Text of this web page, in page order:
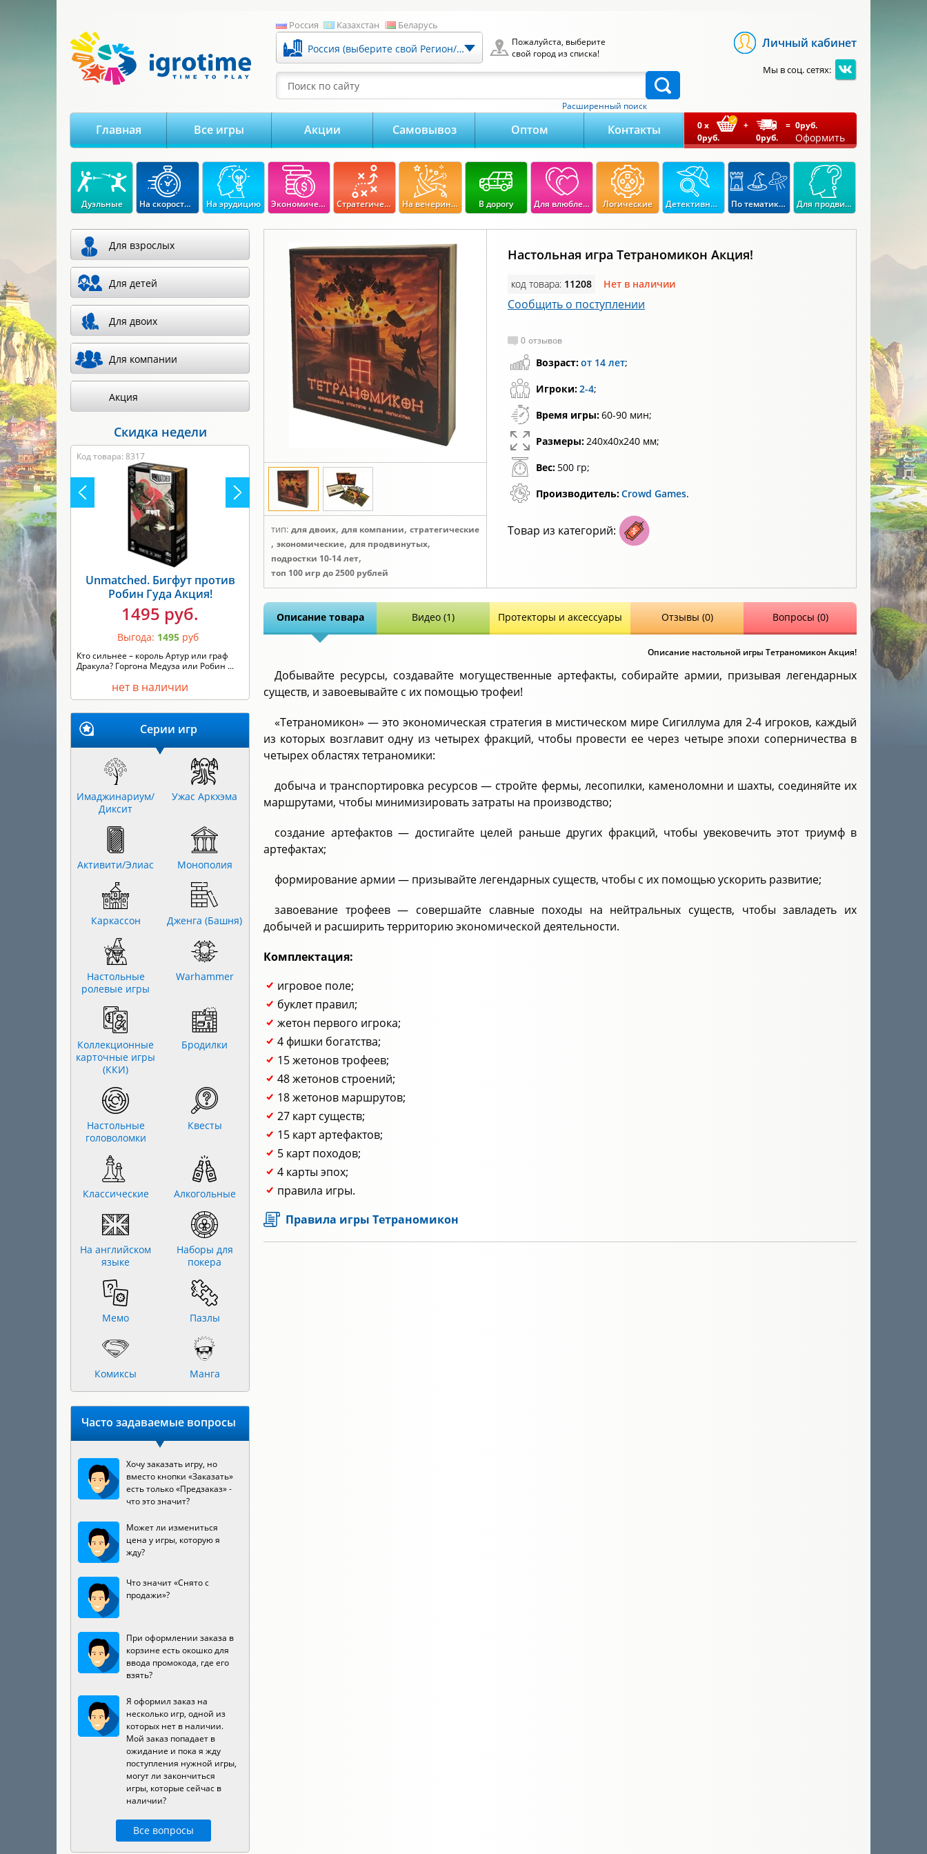
Россия Казахстан Беларусь
Россия (выберите свой Регион/Город)
Пожалуйста, выберите
свой город из списка!
Поиск по сайту
Расширенный поиск
Личный кабинет
Мы в соц. сетях:
Главная Все игры Акции Самовывоз Оптом Контакты 0x
0руб.
+
0руб.
= 0руб.
Оформить
Дуэльные На скорость реакции На эрудицию Экономические Стратегические На вечеринку В дорогу Для влюбленных Логические Детективные По тематикам Для продвинутых
тип: для двоих, для компании, стратегические
, экономические, для продвинутых,
подростки 10-14 лет,
топ 100 игр до 2500 рублей
Настольная игра Тетраномикон Акция!
код товара: 11208 Нет в наличии
Сообщить о поступлении
0 отзывов
Возраст:от 14 лет;
Игроки:2-4;
Время игры:60-90 мин;
Размеры:240х40х240 мм;
Вес: 500 гр;
Производитель:Crowd Games.
Товар из категорий:
Описание товара Видео (1) Протекторы и аксессуары Отзывы (0) Вопросы (0)
Описание настольной игры Тетраномикон Акция!
Добывайте ресурсы, создавайте могущественные артефакты, собирайте армии, призывая легендарных
существ, и завоевывайте с их помощью трофеи!
«Тетраномикон» — это экономическая стратегия в мистическом мире Сигиллума для 2-4 игроков, каждый
из которых возглавит одну из четырех фракций, чтобы провести ее через четыре эпохи соперничества в
четырех областях тетраномики:
добыча и транспортировка ресурсов — стройте фермы, лесопилки, каменоломни и шахты, соединяйте их
маршрутами, чтобы минимизировать затраты на производство;
создание артефактов — достигайте целей раньше других фракций, чтобы увековечить этот триумф в
артефактах;
формирование армии — призывайте легендарных существ, чтобы с их помощью ускорить развитие;
завоевание трофеев — совершайте славные походы на нейтральных существ, чтобы завладеть их
добычей и расширить территорию экономической деятельности.
Комплектация:
игровое поле;
буклет правил;
жетон первого игрока;
4 фишки богатства;
15 жетонов трофеев;
48 жетонов строений;
18 жетонов маршрутов;
27 карт существ;
15 карт артефактов;
5 карт походов;
4 карты эпох;
правила игры.
Правила игры Тетраномикон
Для взрослых
Для детей
Для двоих
Для компании
Акция
Скидка недели
Код товара: 8317
Unmatched. Бигфут против
Робин Гуда Акция!
1495 руб.
Выгода: 1495 руб
Кто сильнее – король Артур или граф
Дракула? Горгона Медуза или Робин ...
нет в наличии
Серии игр
Имаджинариум/
Диксит
Ужас Аркхэма
Активити/Элиас Монополия
Каркассон Дженга (Башня)
Настольные
ролевые игры
Warhammer
Коллекционные
карточные игры
(ККИ)
Бродилки
Настольные
головоломки
Квесты
Классические Алкогольные
На английском
языке
Наборы для
покера
Мемо Пазлы
Комиксы Манга
Часто задаваемые вопросы
Хочу заказать игру, но
вместо кнопки «Заказать»
есть только «Предзаказ» -
что это значит?
Может ли измениться
цена у игры, которую я
жду?
Что значит «Снято с
продажи»?
При оформлении заказа в
корзине есть окошко для
ввода промокода, где его
взять?
Я оформил заказ на
несколько игр, одной из
которых нет в наличии.
Мой заказ попадает в
ожидание и пока я жду
поступления нужной игры,
могут ли закончиться
игры, которые сейчас в
наличии?
Все вопросы